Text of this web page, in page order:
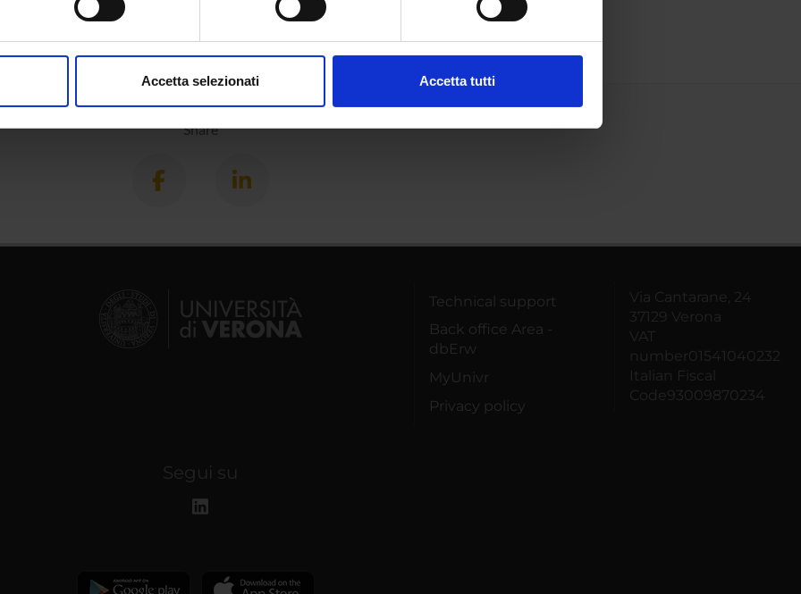
in qualsiasi momento dalla Dichiarazione sui cookie.
Accetta selezionati Accetta tutti
Share
Technical support
Back office Area -
dbErw
MyUnivr
Privacy policy
Via Cantarane, 24
37129 Verona
VAT
number01541040232
Italian Fiscal
Code93009870234
Segui su